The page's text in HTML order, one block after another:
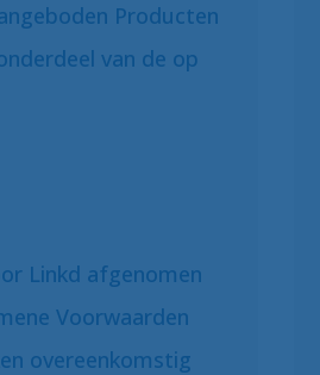
Producten
van de op
Linkd afgenomen
Voorwaarden
overeenkomstig